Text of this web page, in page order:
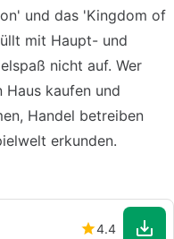
und das 'Kingdom of
mit Haupt- und
nicht auf. Wer
kaufen und
Handel betreiben
erkunden.
4.4